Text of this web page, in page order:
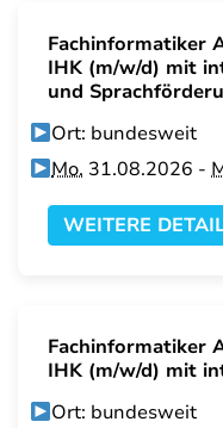
Fachinformatiker
IHK (m/w/d) mit
und
Ort: bundesweit
Mo. 31.08.2026 -
WEITERE
Fachinformatiker
IHK (m/w/d) mit
Ort: bundesweit